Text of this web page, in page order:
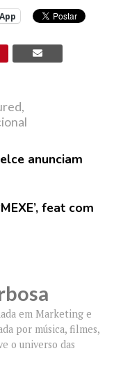
,
anunciam
feat com
em Marketing e
por música, filmes,
o universo das